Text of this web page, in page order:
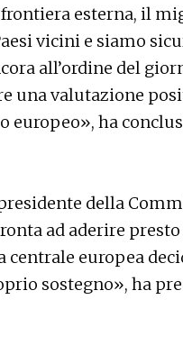
esterna, il
vicini e siamo
all’ordine del
una valutazione
europeo», ha
della
ad aderire
europea
sostegno», ha